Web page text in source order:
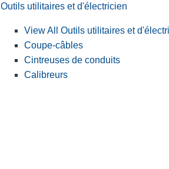
Outils utilitaires et d'électricien
View All Outils utilitaires et
Coupe-câbles
Cintreuses de conduits
Calibreurs